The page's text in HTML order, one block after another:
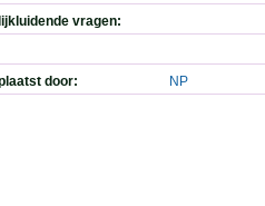
vragen:
door: NP